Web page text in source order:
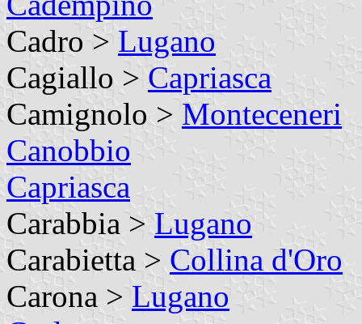
Cadro > Lugano
Cagiallo > Capriasca
Camignolo > Monteceneri
Canobbio
Capriasca
Carabbia > Lugano
Carabietta > Collina d'Oro
Carona > Lugano